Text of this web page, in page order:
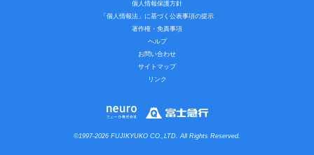
個人情報保護方針
「個人情報法」に基づく公表事項の提示
著作権・免責事項
ヘルプ
お問い合わせ
サイトマップ
リンク
©1997-2026 FUJIKYUKO CO.,LTD. All Rights Reserved.